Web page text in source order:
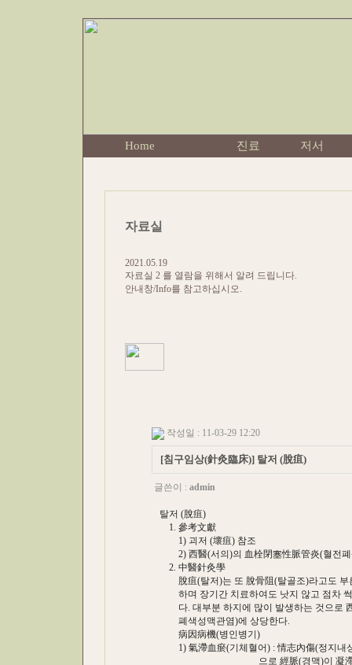
Home 진료 저서
자료실
2021.05.19
자료실 2 를 열람을 위해서 알려 드립니다.
안내창/Info를 참고하십시오.
작성일 : 11-03-29 12:20
[침구임상(針灸臨床)] 탈저 (脫疽)
글쓴이 : admin
탈저 (脫疽)
1. 參考文獻
1) 괴저 (壞疽) 참조
2) 西醫(서의)의 血栓閉塞性脈管炎(혈전폐
2. 中醫針灸學
脫疽(탈저)는 또 脫骨阻(탈골조)라고도 부
하며 장기간 치료하여도 낫지 않고 점차 썩
다. 대부분 하지에 많이 발생하는 것으로
폐색성맥관염)에 상당한다.
病因病機(병인병기)
1) 氣滯血瘀(기체혈어) : 情志內傷(정지내
으로 經脈(경맥)이 凝滯(응체)되